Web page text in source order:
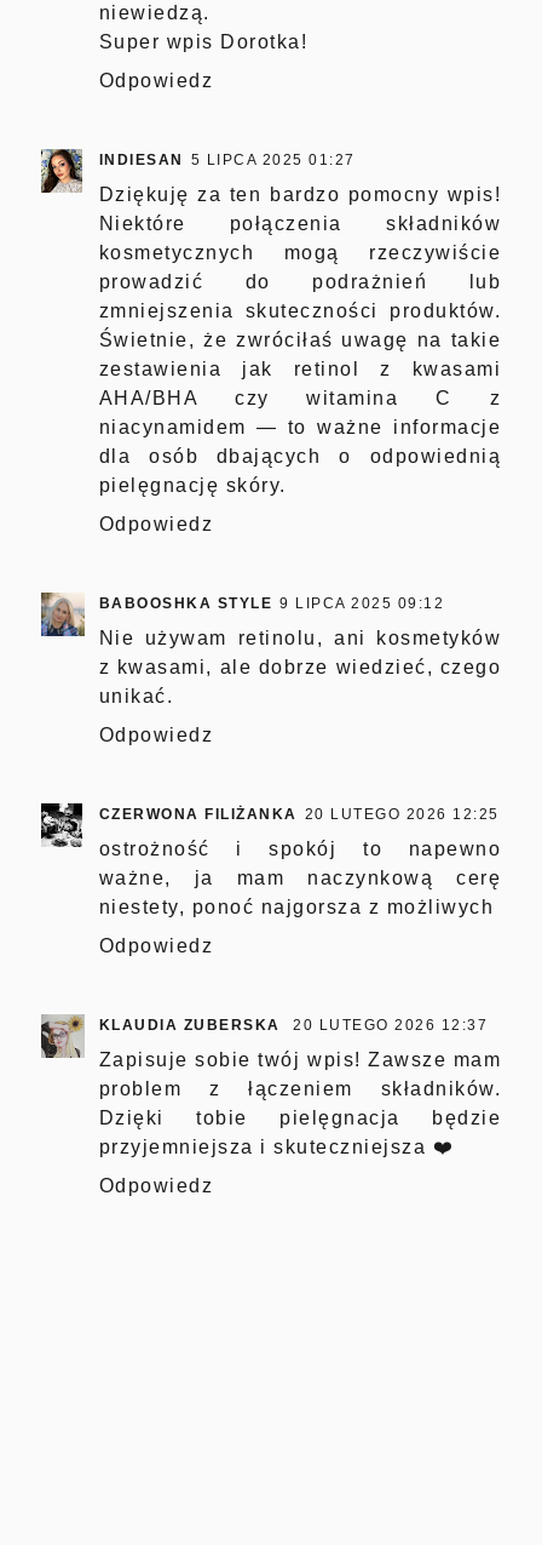
niewiedzą.
Super wpis Dorotka!
Odpowiedz
INDIESAN 5 LIPCA 2025 01:27
Dziękuję za ten bardzo pomocny wpis!
Niektóre połączenia składników
kosmetycznych mogą rzeczywiście
prowadzić do podrażnień lub
zmniejszenia skuteczności produktów.
Świetnie, że zwróciłaś uwagę na takie
zestawienia jak retinol z kwasami
AHA/BHA czy witamina C z
niacynamidem — to ważne informacje
dla osób dbających o odpowiednią
pielęgnację skóry.
Odpowiedz
BABOOSHKA STYLE 9 LIPCA 2025 09:12
Nie używam retinolu, ani kosmetyków
z kwasami, ale dobrze wiedzieć, czego
unikać.
Odpowiedz
CZERWONA FILIŻANKA 20 LUTEGO 2026 12:25
ostrożność i spokój to napewno
ważne, ja mam naczynkową cerę
niestety, ponoć najgorsza z możliwych
Odpowiedz
KLAUDIA ZUBERSKA 20 LUTEGO 2026 12:37
Zapisuje sobie twój wpis! Zawsze mam
problem z łączeniem składników.
Dzięki tobie pielęgnacja będzie
przyjemniejsza i skuteczniejsza ❤️
Odpowiedz